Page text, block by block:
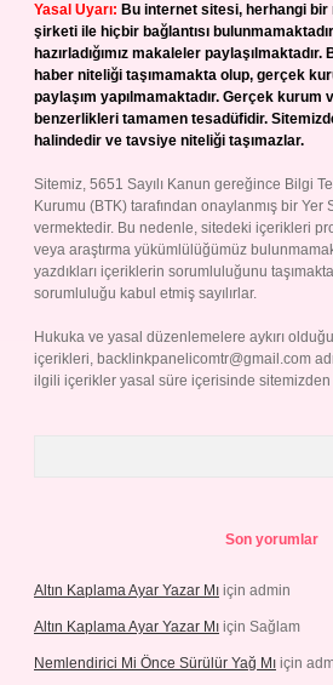
Yasal Uyarı: Bu internet sitesi, herhangi
şirketi ile hiçbir bağlantısı
hazırladığımız makaleler
haber niteliği taşımamakta olup, gerçek
paylaşım yapılmamaktadır. Gerçek kurum
benzerlikleri tamamen tesadüfidir.
halindedir ve tavsiye niteliği taşımazlar.
Sitemiz, 5651 Sayılı Kanun gereğince Bilgi
Kurumu (BTK) tarafından onaylanmış bir Yer
vermektedir. Bu nedenle, sitedeki içerikleri
veya araştırma yükümlülüğümüz
yazdıkları içeriklerin sorumluluğunu
sorumluluğu kabul etmiş sayılırlar.
Hukuka ve yasal düzenlemelere aykırı
içerikleri, backlinkpanelicomtr@gmail.com
ilgili içerikler yasal süre içerisinde sitemizden
Son yorumlar
Altın Kaplama Ayar Yazar Mı için admin
Altın Kaplama Ayar Yazar Mı için Sağlam
Nemlendirici Mi Önce Sürülür Yağ Mı için